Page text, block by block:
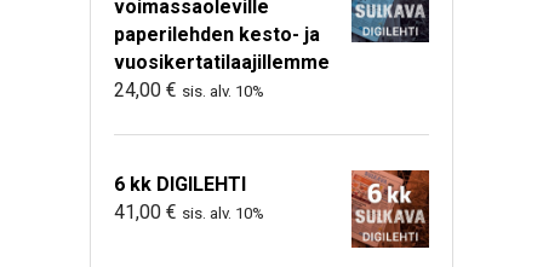
voimassaoleville
paperilehden kesto- ja
vuosikertatilaajillemme
24,00 € sis. alv. 10%
6 kk DIGILEHTI
41,00 € sis. alv. 10%